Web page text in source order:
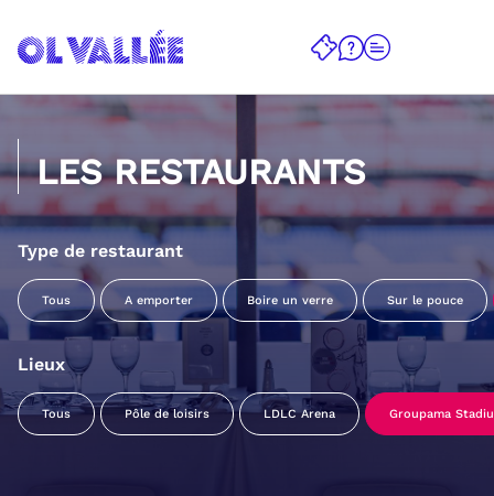
LES RESTAURANTS
Type de restaurant
Tous A emporter Boire un verre Sur le pouce
Lieux
Tous Pôle de loisirs LDLC Arena Groupama